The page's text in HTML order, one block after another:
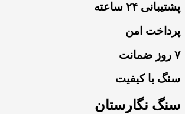
پشتیبانی ۲۴ ساعته
پرداخت امن
۷ روز ضمانت
سنگ با کیفیت
سنگ نگارستان